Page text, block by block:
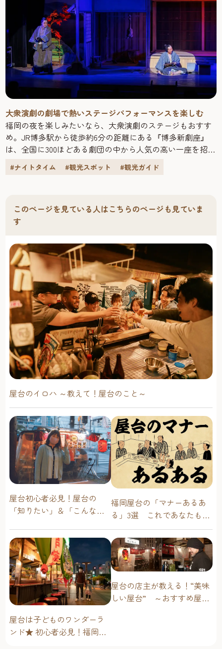
大衆演劇の劇場で熱いステージパフォーマンスを楽しむ
福岡の夜を楽しみたいなら、大衆演劇のステージもおすす
め。JR博多駅から徒歩約6分の距離にある『博多新劇座』
は、全国に300ほどある劇団の中から人気の高い一座を招い
て定期公演を開催している劇場です。
公演は1日2回、昼と夜があり、1回の公演は約3時間。時代
#ナイトタイム #観光スポット #観光ガイド
このページを見ている人はこちらのページも見ていま
す
屋台のイロハ ～教えて！屋台のこと～
屋台初心者必見！屋台の
「知りたい」＆「こんな時
問に答えます！
福岡屋台の「マナーあるあ
る」3選 これであなたも屋
台通！
屋台は子どものワンダーラ
ンド★ 初心者必見！福岡博
屋台の店主が教える！“美味
しい屋台” ～おすすめ屋台